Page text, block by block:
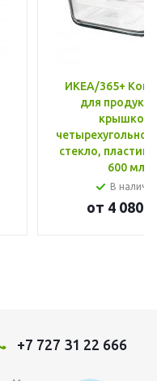
ИКЕА/365+
для
крышкой,
стекло, пластик
600 мл
В
от 4 080 ₸
+7 727 31 22 666